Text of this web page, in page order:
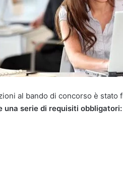
al bando di concorso è stato
serie di requisiti obbligatori: